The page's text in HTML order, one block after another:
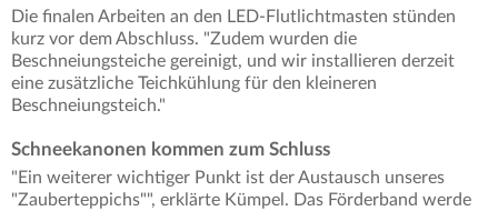
Die finalen Arbeiten an den LED-Flutlichtmasten stünden
kurz vor dem Abschluss. "Zudem wurden die
Beschneiungsteiche gereinigt, und wir installieren derzeit
eine zusätzliche Teichkühlung für den kleineren
Beschneiungsteich."
Schneekanonen kommen zum Schluss
"Ein weiterer wichtiger Punkt ist der Austausch unseres
"Zauberteppichs"", erklärte Kümpel. Das Förderband werde